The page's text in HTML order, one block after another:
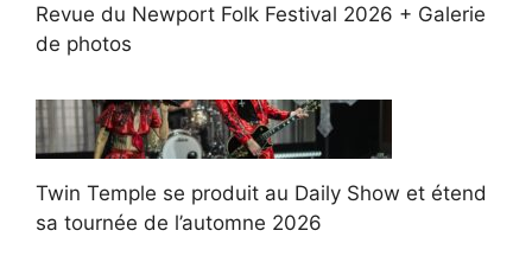
Revue du Newport Folk Festival 2026 + Galerie
de photos
Twin Temple se produit au Daily Show et étend
sa tournée de l’automne 2026